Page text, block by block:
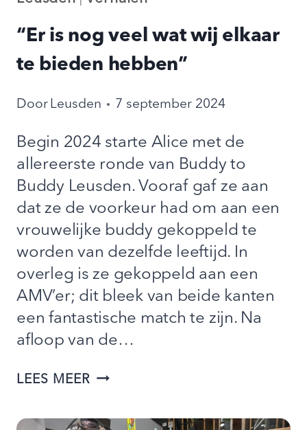
“Er is nog veel wat wij elkaar
te bieden hebben”
Door Leusden 7 september 2024
Begin 2024 starte Alice met de
allereerste ronde van Buddy to
Buddy Leusden. Vooraf gaf ze aan
dat ze de voorkeur had om aan een
vrouwelijke buddy gekoppeld te
worden van dezelfde leeftijd. In
overleg is ze gekoppeld aan een
AMV’er; dit bleek van beide kanten
een fantastische match te zijn. Na
afloop van de…
LEES MEER“ER
NOG